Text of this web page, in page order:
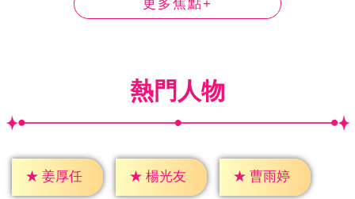
更多焦點+
熱門人物
★ 姜厚任 ★ 楊光友 ★ 曹雨婷